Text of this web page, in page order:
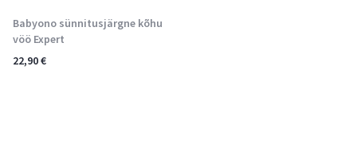
Babyono sünnitusjärgne kõhu
vöö Expert
22,90€